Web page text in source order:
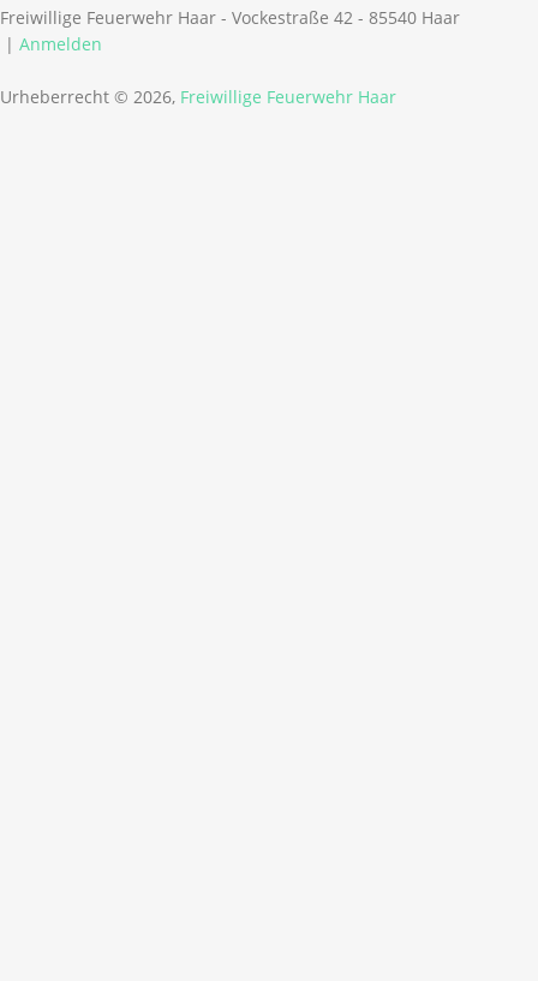
Freiwillige Feuerwehr Haar - Vockestraße 42 - 85540 Haar
| Anmelden
Urheberrecht © 2026, Freiwillige Feuerwehr Haar